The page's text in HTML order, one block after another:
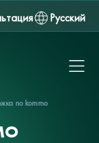
Русский
по kommo